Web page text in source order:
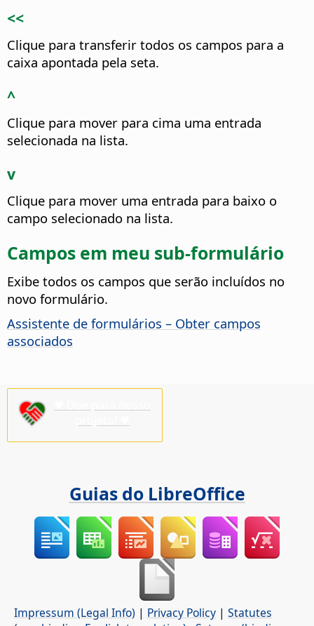
<<
Clique para transferir todos os campos para a
caixa apontada pela seta.
^
Clique para mover para cima uma entrada
selecionada na lista.
v
Clique para mover uma entrada para baixo o
campo selecionado na lista.
Campos em meu sub-formulário
Exibe todos os campos que serão incluídos no
novo formulário.
Assistente de formulários – Obter campos
associados
Guias do LibreOffice
Impressum (Legal Info) | Privacy Policy | Statutes